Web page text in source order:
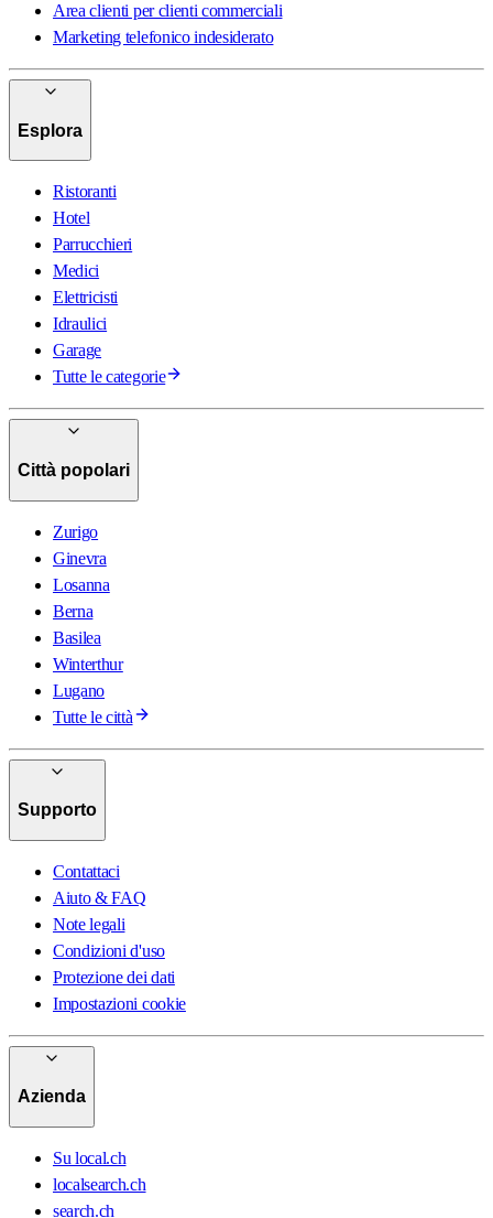
Area clienti per clienti commerciali
Marketing telefonico indesiderato
Esplora
Ristoranti
Hotel
Parrucchieri
Medici
Elettricisti
Idraulici
Garage
Tutte le categorie
Città popolari
Zurigo
Ginevra
Losanna
Berna
Basilea
Winterthur
Lugano
Tutte le città
Supporto
Contattaci
Aiuto & FAQ
Note legali
Condizioni d'uso
Protezione dei dati
Impostazioni cookie
Azienda
Su local.ch
localsearch.ch
search.ch